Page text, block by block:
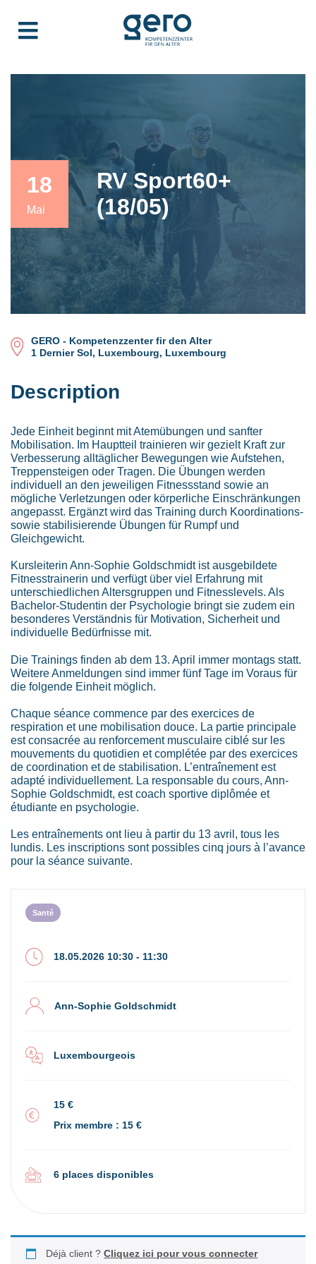
18
Mai
RV Sport60+
(18/05)
GERO - Kompetenzzenter fir den Alter
1 Dernier Sol, Luxembourg, Luxembourg
Description
Jede Einheit beginnt mit Atemübungen und sanfter
Mobilisation. Im Hauptteil trainieren wir gezielt Kraft zur
Verbesserung alltäglicher Bewegungen wie Aufstehen,
Treppensteigen oder Tragen. Die Übungen werden
individuell an den jeweiligen Fitnessstand sowie an
mögliche Verletzungen oder körperliche Einschränkungen
angepasst. Ergänzt wird das Training durch Koordinations-
sowie stabilisierende Übungen für Rumpf und
Gleichgewicht.
Kursleiterin Ann-Sophie Goldschmidt ist ausgebildete
Fitnesstrainerin und verfügt über viel Erfahrung mit
unterschiedlichen Altersgruppen und Fitnesslevels. Als
Bachelor-Studentin der Psychologie bringt sie zudem ein
besonderes Verständnis für Motivation, Sicherheit und
individuelle Bedürfnisse mit.
Die Trainings finden ab dem 13. April immer montags statt.
Weitere Anmeldungen sind immer fünf Tage im Voraus für
die folgende Einheit möglich.
Chaque séance commence par des exercices de
respiration et une mobilisation douce. La partie principale
est consacrée au renforcement musculaire ciblé sur les
mouvements du quotidien et complétée par des exercices
de coordination et de stabilisation. L’entraînement est
adapté individuellement. La responsable du cours, Ann-
Sophie Goldschmidt, est coach sportive diplômée et
étudiante en psychologie.
Les entraînements ont lieu à partir du 13 avril, tous les
lundis. Les inscriptions sont possibles cinq jours à l’avance
pour la séance suivante.
Santé
18.05.2026 10:30 - 11:30
Ann-Sophie Goldschmidt
Luxembourgeois
15 €
Prix membre : 15 €
6 places disponibles
Déjà client ?Cliquez ici pour vous connecter